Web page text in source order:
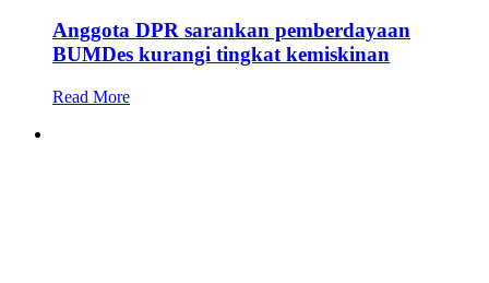
Anggota DPR sarankan pemberdayaan
BUMDes kurangi tingkat kemiskinan
Read More